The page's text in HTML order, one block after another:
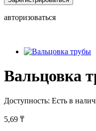
авторизоваться
Вальцовка
Доступность: Есть в
5,69 ₸